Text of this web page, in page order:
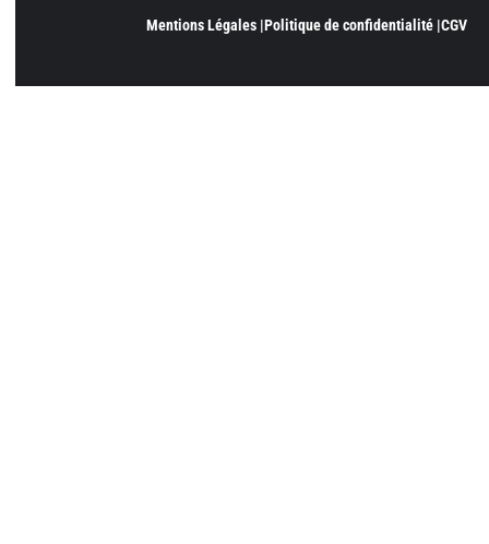
Mentions Légales |Politique de confidentialité |CGV